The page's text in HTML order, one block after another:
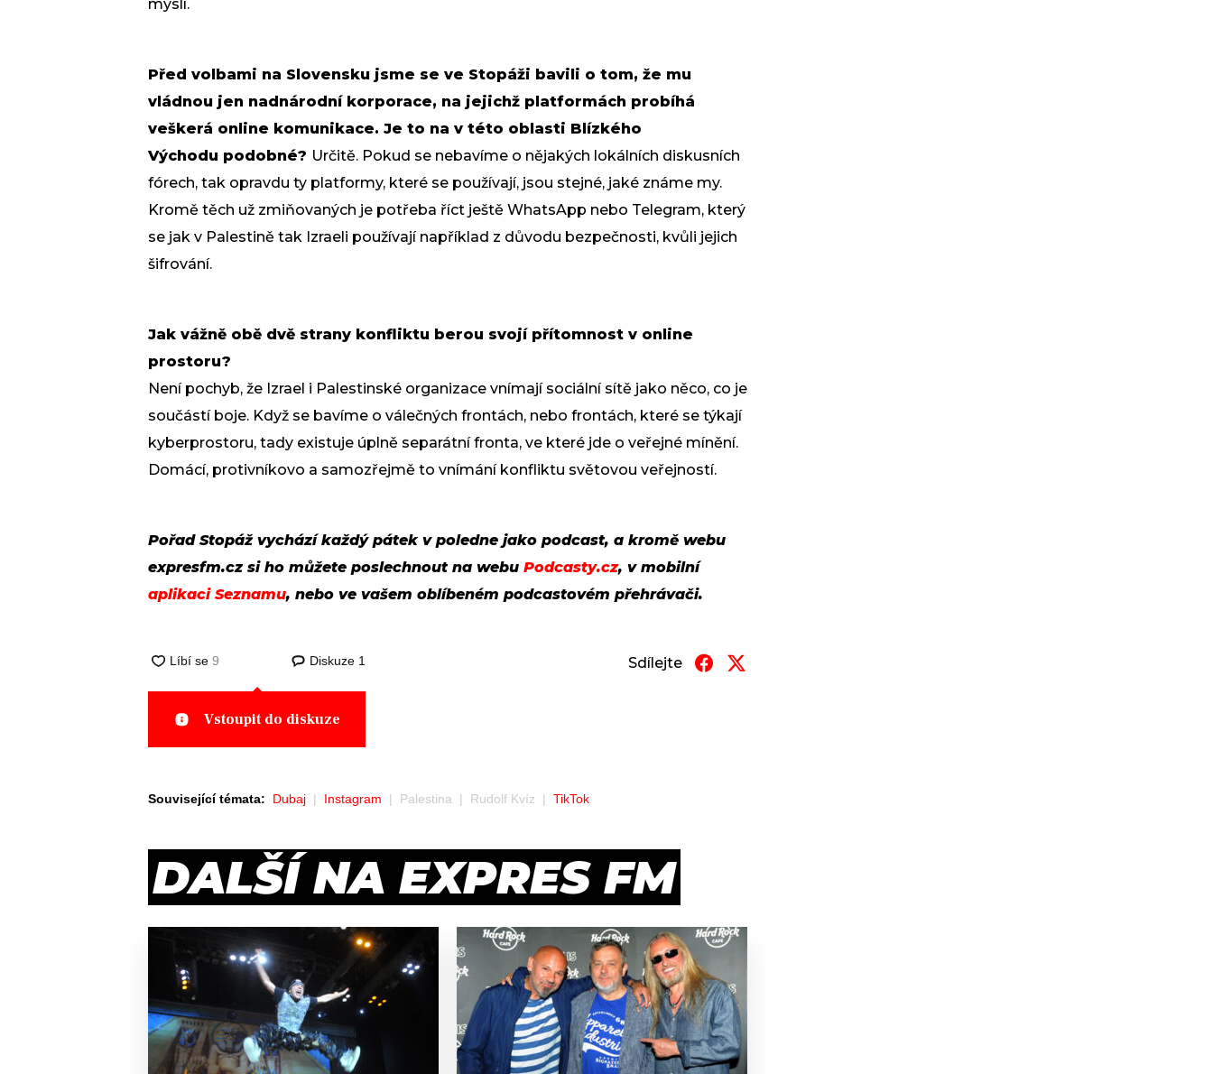
myslí.
Před volbami na Slovensku jsme se ve Stopáži bavili o tom, že mu
vládnou jen nadnárodní korporace, na jejichž platformách probíhá
veškerá online komunikace. Je to na v této oblasti Blízkého
Východu podobné? Určitě. Pokud se nebavíme o nějakých lokálních diskusních
fórech, tak opravdu ty platformy, které se používají, jsou stejné, jaké známe my.
Kromě těch už zmiňovaných je potřeba říct ještě WhatsApp nebo Telegram, který
se jak v Palestině tak Izraeli používají například z důvodu bezpečnosti, kvůli jejich
šifrování.
Jak vážně obě dvě strany konfliktu berou svojí přítomnost v online
prostoru?
Není pochyb, že Izrael i Palestinské organizace vnímají sociální sítě jako něco, co je
součástí boje. Když se bavíme o válečných frontách, nebo frontách, které se týkají
kyberprostoru, tady existuje úplně separátní fronta, ve které jde o veřejné mínění.
Domácí, protivníkovo a samozřejmě to vnímání konfliktu světovou veřejností.
Pořad Stopáž vychází každý pátek v poledne jako podcast, a kromě webu
expresfm.cz si ho můžete poslechnout na webu Podcasty.cz, v mobilní
aplikaci Seznamu, nebo ve vašem oblíbeném podcastovém přehrávači.
Diskuze 1
Vstoupit do diskuze
Sdílejte
Související témata: Dubaj Instagram Palestina Rudolf Kvíz TikTok
DALŠÍ NA EXPRES FM